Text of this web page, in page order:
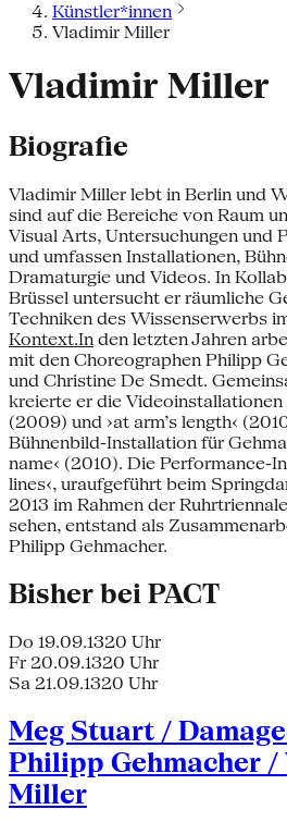
Künstler*innen
Vladimir Miller
Vladimir Miller
Biografie
Vladimir Miller lebt in Berlin und
sind auf die Bereiche von Raum
Visual Arts, Untersuchungen und
und umfassen Installationen,
Dramaturgie und Videos. In
Brüssel untersucht er räumliche
Techniken des Wissenserwerbs
Kontext.In den letzten Jahren
mit den Choreographen Philipp
und Christine De Smedt.
kreierte er die Videoinstallationen
(2009) und ›at arm’s length‹
Bühnenbild-Installation für
name‹ (2010). Die Performance-
lines‹, uraufgeführt beim
2013 im Rahmen der
sehen, entstand als
Philipp Gehmacher.
Bisher bei PACT
Do 19.09.1320 Uhr
Fr 20.09.1320 Uhr
Sa 21.09.1320 Uhr
Meg Stuart /
Philipp Gehmacher
Miller